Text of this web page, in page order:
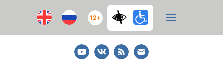
12+
YoutubeВКонтакте
RSS
E-
mail
подписка